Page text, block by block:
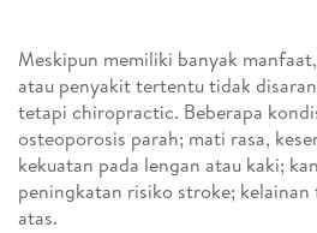
Meskipun memiliki banyak
atau penyakit tertentu tidak
tetapi chiropractic. Beberapa
osteoporosis parah; mati rasa,
kekuatan pada lengan atau kaki;
peningkatan risiko stroke;
atas.